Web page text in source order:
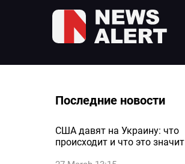
Последние новости
США давят на Украину: что
происходит и что это значит